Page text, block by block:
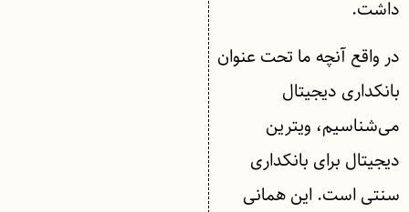
داشت.
در واقع آنچه ما تحت عنوان
بانکداری دیجیتال
می‌شناسیم، ویترین
دیجیتال برای بانکداری
سنتی است. این همانی